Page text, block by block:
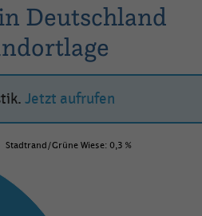
Deutschland
Jetzt aufrufen
Stadtrand/Grüne Wiese: 0,3 %